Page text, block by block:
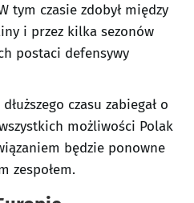
tym czasie zdobył między
i przez kilka sezonów
postaci defensywy
czasu zabiegał o
możliwości Polak
będzie ponowne
zespołem.